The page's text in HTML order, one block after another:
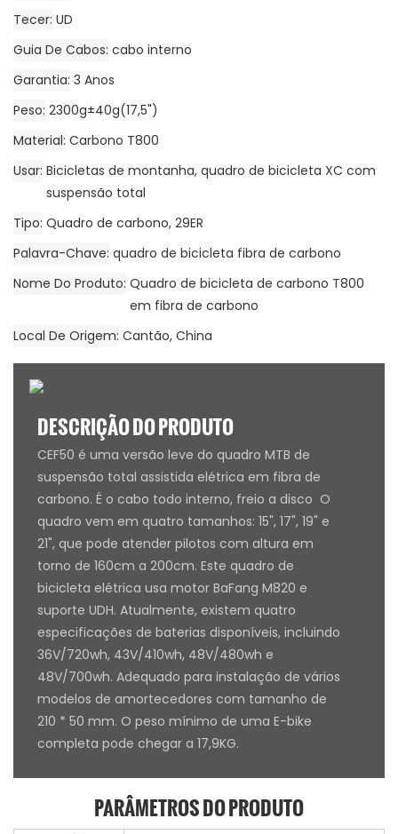
Tecer UD
Guia De Cabos cabo interno
Garantia 3 Anos
Peso 2300g±40g(17,5")
Material Carbono T800
Usar Bicicletas de montanha, quadro de bicicleta XC com
suspensão total
Tipo Quadro de carbono, 29ER
Palavra-Chave quadro de bicicleta fibra de carbono
Nome Do Produto Quadro de bicicleta de carbono T800
em fibra de carbono
Local De Origem Cantão, China
DESCRIÇÃO DO PRODUTO
CEF50 é uma versão leve do quadro MTB de
suspensão total assistida elétrica em fibra de
carbono. É o cabo todo interno, freio a disco O
quadro vem em quatro tamanhos: 15", 17", 19" e
21", que pode atender pilotos com altura em
torno de 160cm a 200cm. Este quadro de
bicicleta elétrica usa motor BaFang M820 e
suporte UDH. Atualmente, existem quatro
especificações de baterias disponíveis, incluindo
36V/720wh, 43V/410wh, 48V/480wh e
48V/700wh. Adequado para instalação de vários
modelos de amortecedores com tamanho de
210 * 50 mm. O peso mínimo de uma E-bike
completa pode chegar a 17,9KG.
PARÂMETROS DO PRODUTO